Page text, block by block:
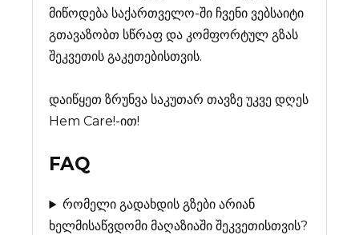
მიწოდება საქართველო-ში ჩვენი ვებსაიტი
გთავაზობთ სწრაფ და კომფორტულ გზას
შეკვეთის გაკეთებისთვის.
დაიწყეთ ზრუნვა საკუთარ თავზე უკვე დღეს
Hem Care!-ით!
FAQ
რომელი გადახდის გზები არიან
ხელმისაწვდომი მაღაზიაში შეკვეთისთვის?